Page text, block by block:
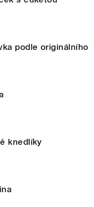
podle originálního
knedlíky